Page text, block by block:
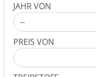
JAHR VON
PREIS VON